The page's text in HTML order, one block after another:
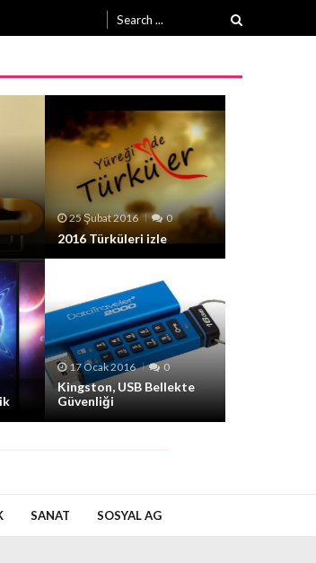
for:
25 Şubat 2016 0
2016 Türküleri izle
17 Ocak 2016 0
Kingston, USB Bellekte
Güvenliği
SANAT SOSYAL AG